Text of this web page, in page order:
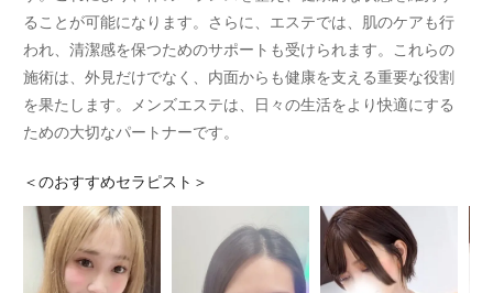
ることが可能になります。さらに、エステでは、肌のケアも行
われ、清潔感を保つためのサポートも受けられます。これらの
施術は、外見だけでなく、内面からも健康を支える重要な役割
を果たします。メンズエステは、日々の生活をより快適にする
ための大切なパートナーです。
＜のおすすめセラピスト＞